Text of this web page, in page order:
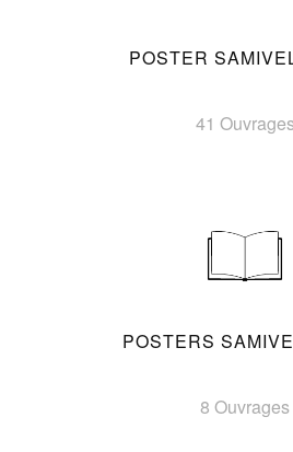
POSTER
41
POSTERS
8 Ouvrages